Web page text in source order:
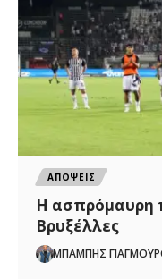
ΑΠΟΨΕΙΣ
Η ασπρόμαυρη
Βρυξέλλες
ΜΠΑΜΠΗΣ